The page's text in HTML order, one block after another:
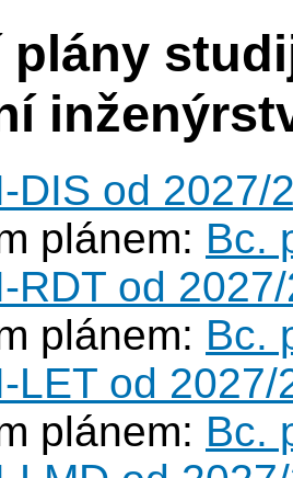
DIS od 2027/
plánem: Bc.
RDT od
plánem: Bc.
LET od 2027/
plánem: Bc.